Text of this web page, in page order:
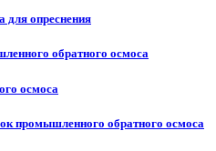
для опреснения
обратного осмоса
осмоса
промышленного обратного осмоса